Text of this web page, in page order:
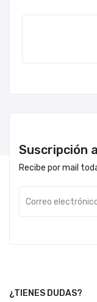
Suscripción
Recibe por mail
¿TIENES DUDAS?